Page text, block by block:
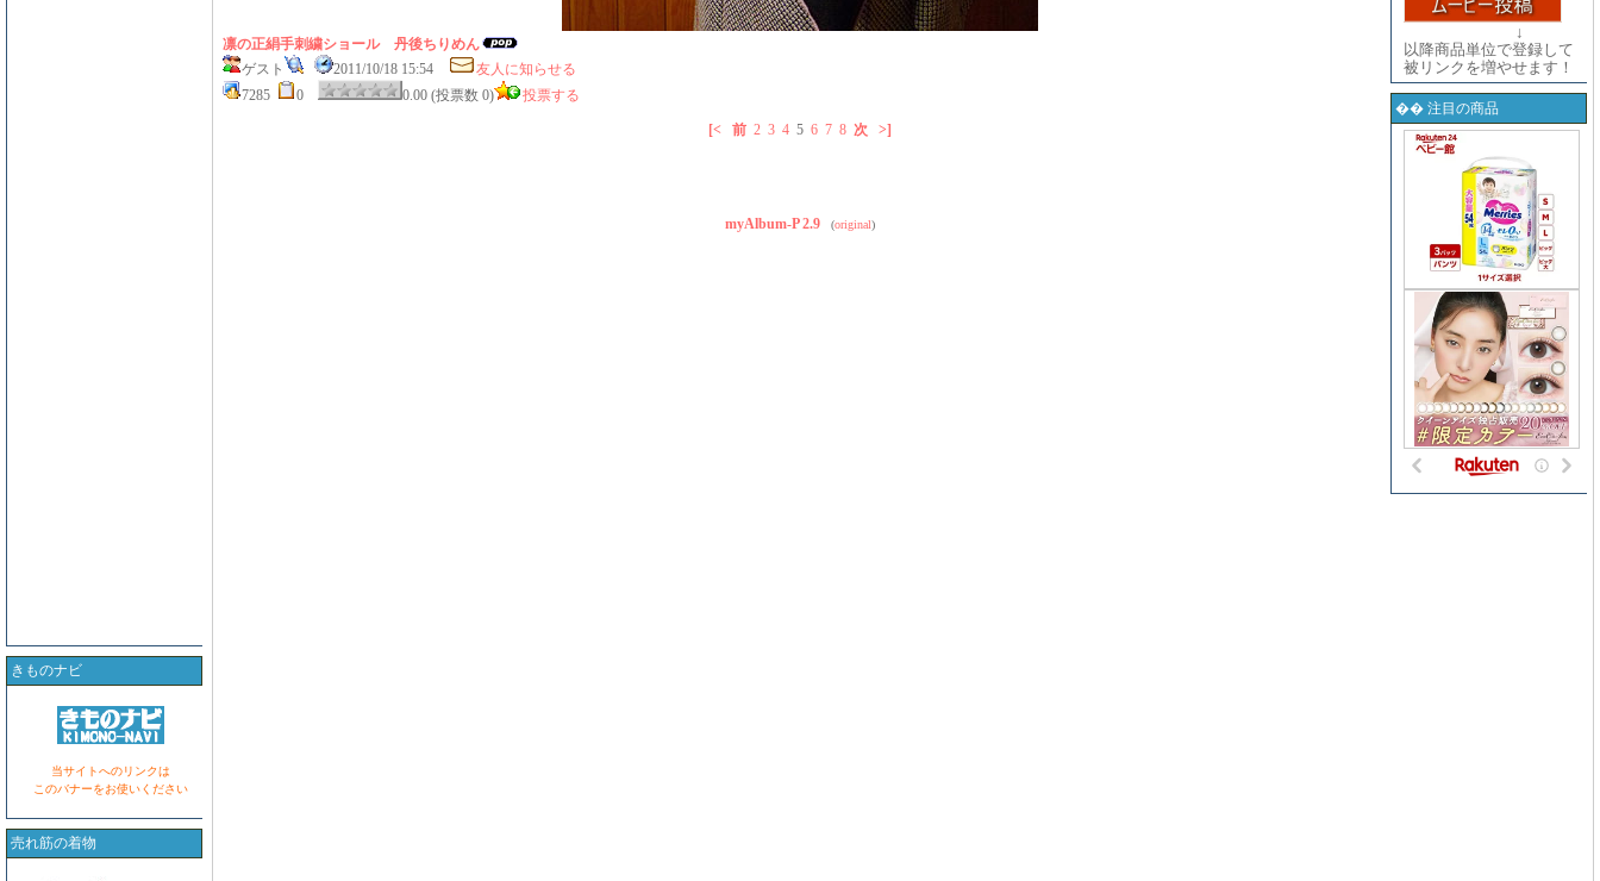
きものナビ
当サイトへのリンクは
このバナーをお使いください
売れ筋の着物
凛の正絹手刺繍ショール 丹後ちりめん
ゲスト
2011/10/18 15:54
友人に知らせる
7285
0 0.00 (投票数 0) 投票する
[< 前 2 3 4 5 6 7 8 次 >]
myAlbum-P 2.9 (original)
↓
以降商品単位で登録して
被リンクを増やせます！
�� 注目の商品